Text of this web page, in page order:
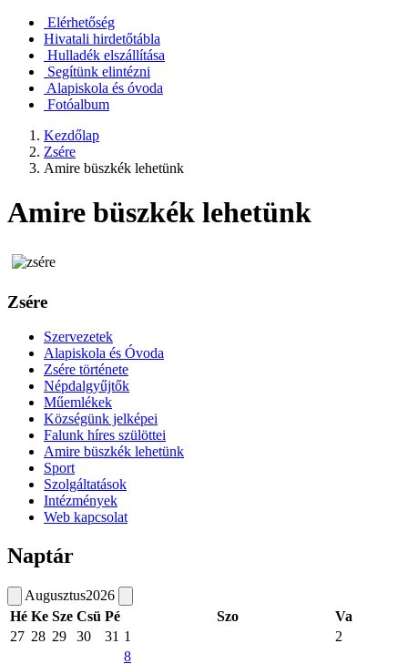
Elérhetőség
Hivatali hirdetőtábla
Hulladék elszállítása
Segítünk elintézni
Alapiskola és óvoda
Fotóalbum
Kezdőlap
Zsére
Amire büszkék lehetünk
Amire büszkék lehetünk
Zsére
Szervezetek
Alapiskola és Óvoda
Zsére története
Népdalgyűjtők
Műemlékek
Községünk jelképei
Falunk híres szülöttei
Amire büszkék lehetünk
Sport
Szolgáltatások
Intézmények
Web kapcsolat
Naptár
Augusztus2026
Hé Ke Sze Csü Pé Szo
Va
27 28 29 30 31 1 2
8